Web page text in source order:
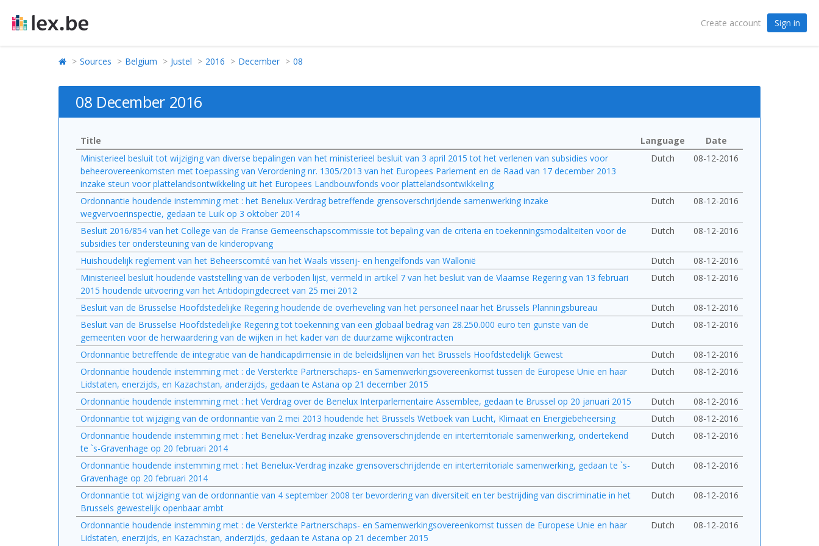
Create account Sign in
Sources Belgium Justel 2016 December 08
08 December 2016
Title Language
Date
Ministerieel besluit tot wijziging van diverse bepalingen van het ministerieel besluit van 3 april 2015 tot het verlenen van subsidies voor
beheerovereenkomsten met toepassing van Verordening nr. 1305/2013 van het Europees Parlement en de Raad van 17 december 2013
inzake steun voor plattelandsontwikkeling uit het Europees Landbouwfonds voor plattelandsontwikkeling
Dutch 08-12-2016
Ordonnantie houdende instemming met : het Benelux-Verdrag betreffende grensoverschrijdende samenwerking inzake
wegvervoerinspectie, gedaan te Luik op 3 oktober 2014
Dutch 08-12-2016
Besluit 2016/854 van het College van de Franse Gemeenschapscommissie tot bepaling van de criteria en toekenningsmodaliteiten voor de
subsidies ter ondersteuning van de kinderopvang
Dutch 08-12-2016
Huishoudelijk reglement van het Beheerscomité van het Waals visserij- en hengelfonds van Wallonië Dutch
08-12-2016
Ministerieel besluit houdende vaststelling van de verboden lijst, vermeld in artikel 7 van het besluit van de Vlaamse Regering van 13 februari
2015 houdende uitvoering van het Antidopingdecreet van 25 mei 2012
Dutch 08-12-2016
Besluit van de Brusselse Hoofdstedelijke Regering houdende de overheveling van het personeel naar het Brussels Planningsbureau Dutch
08-12-2016
Besluit van de Brusselse Hoofdstedelijke Regering tot toekenning van een globaal bedrag van 28.250.000 euro ten gunste van de
gemeenten voor de herwaardering van de wijken in het kader van de duurzame wijkcontracten
Dutch 08-12-2016
Ordonnantie betreffende de integratie van de handicapdimensie in de beleidslijnen van het Brussels Hoofdstedelijk Gewest Dutch
08-12-2016
Ordonnantie houdende instemming met : de Versterkte Partnerschaps- en Samenwerkingsovereenkomst tussen de Europese Unie en haar
Lidstaten, enerzijds, en Kazachstan, anderzijds, gedaan te Astana op 21 december 2015
Dutch 08-12-2016
Ordonnantie houdende instemming met : het Verdrag over de Benelux Interparlementaire Assemblee, gedaan te Brussel op 20 januari 2015 Dutch
08-12-2016
Ordonnantie tot wijziging van de ordonnantie van 2 mei 2013 houdende het Brussels Wetboek van Lucht, Klimaat en Energiebeheersing
Dutch
08-12-2016
Ordonnantie houdende instemming met : het Benelux-Verdrag inzake grensoverschrijdende en interterritoriale samenwerking, ondertekend
te `s-Gravenhage op 20 februari 2014
Dutch 08-12-2016
Ordonnantie houdende instemming met : het Benelux-Verdrag inzake grensoverschrijdende en interterritoriale samenwerking, gedaan te `s-
Gravenhage op 20 februari 2014
Dutch 08-12-2016
Ordonnantie tot wijziging van de ordonnantie van 4 september 2008 ter bevordering van diversiteit en ter bestrijding van discriminatie in het
Brussels gewestelijk openbaar ambt
Dutch 08-12-2016
Ordonnantie houdende instemming met : de Versterkte Partnerschaps- en Samenwerkingsovereenkomst tussen de Europese Unie en haar
Lidstaten, enerzijds, en Kazachstan, anderzijds, gedaan te Astana op 21 december 2015
Dutch 08-12-2016